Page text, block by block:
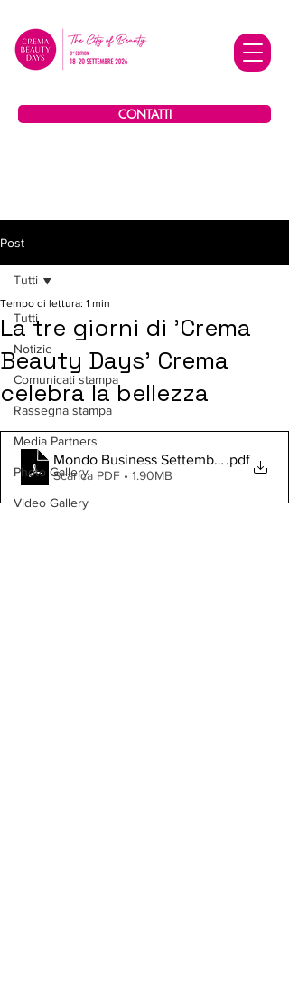
CONTATTI
Post
Tutti
Notizie
Comunicati stampa
Rassegna stampa
Media Partners
Photo Gallery
Video Gallery
Tutti
La tre giorni di 'Crema
Beauty Days' Crema
celebra la bellezza
Tempo di lettura: 1 min
Mondo Business Settembre .pdf
Scarica PDF • 1.90MB